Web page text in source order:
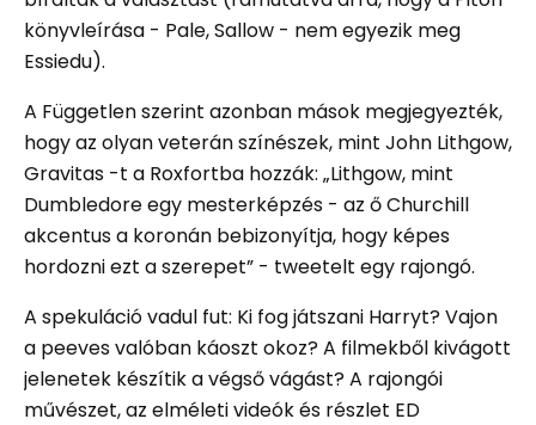
könyvleírása - Pale, Sallow - nem egyezik meg
Essiedu).
A Független szerint azonban mások megjegyezték,
hogy az olyan veterán színészek, mint John Lithgow,
Gravitas -t a Roxfortba hozzák: „Lithgow, mint
Dumbledore egy mesterképzés - az ő Churchill
akcentus a koronán bebizonyítja, hogy képes
hordozni ezt a szerepet” - tweetelt egy rajongó.
A spekuláció vadul fut: Ki fog játszani Harryt? Vajon
a peeves valóban káoszt okoz? A filmekből kivágott
jelenetek készítik a végső vágást? A rajongói
művészet, az elméleti videók és részlet ED